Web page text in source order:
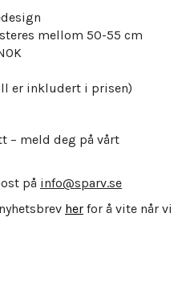
mellom 50-55 cm
er inkludert i prisen)
– meld deg på vårt
på info@sparv.se
her for å vite når vi